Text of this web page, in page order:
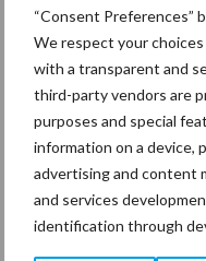
“Consent Preferences”
We respect your
with a transparent and
third-party vendors are
purposes and special
information on a device,
advertising and content
and services
identification through
Marco Espinosa hebben
'nachtportret' gemaakt.
van drie schoonmakers
belangrijk werk, ... Lees
25 oktober 2022